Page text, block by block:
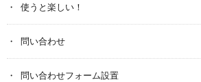
使うと楽しい！
問い合わせ
問い合わせフォーム設置